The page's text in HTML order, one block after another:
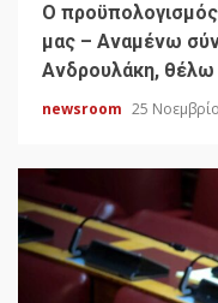
Ο προϋπολογισμός
μας – Αναμένω
Ανδρουλάκη, θέλω
newsroom 25